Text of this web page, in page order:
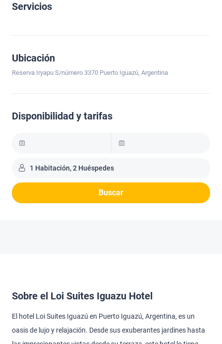
Servicios
Ubicación
Reserva Iryapu S/número 3370 Puerto Iguazú, Argentina
Disponibilidad y tarifas
1 Habitación, 2 Huéspedes
Buscar
Sobre el Loi Suites Iguazu Hotel
El hotel Loi Suites Iguazú en Puerto Iguazú, Argentina, es un
oasis de lujo y relajación. Desde sus exuberantes jardines hasta